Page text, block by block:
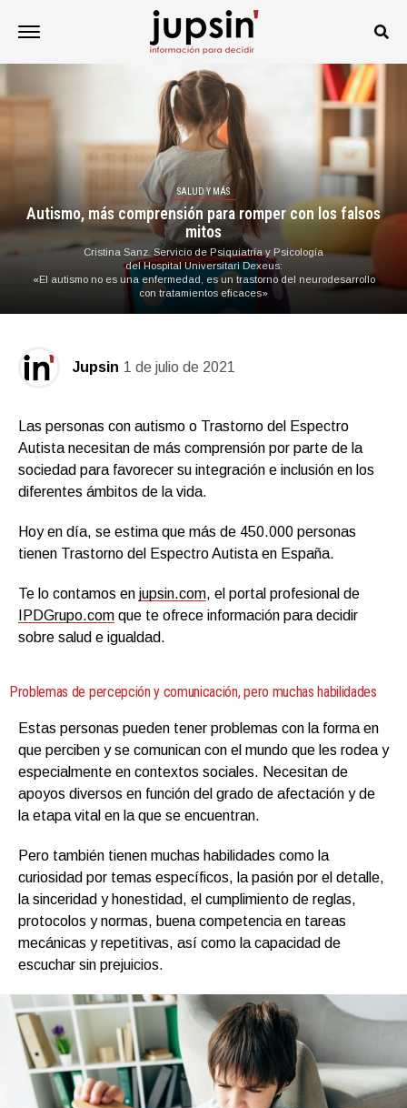
SALUD Y MÁS
Autismo, más comprensión para romper con los falsos
mitos
Cristina Sanz. Servicio de Psiquiatría y Psicología
del Hospital Universitari Dexeus:
«El autismo no es una enfermedad, es un trastorno del neurodesarrollo
con tratamientos eficaces»
Jupsin 1 de julio de 2021
Las personas con autismo o Trastorno del Espectro
Autista necesitan de más comprensión por parte de la
sociedad para favorecer su integración e inclusión en los
diferentes ámbitos de la vida.
Hoy en día, se estima que más de 450.000 personas
tienen Trastorno del Espectro Autista en España.
Te lo contamos en jupsin.com, el portal profesional de
IPDGrupo.com que te ofrece información para decidir
sobre salud e igualdad.
Problemas de percepción y comunicación, pero muchas habilidades
Estas personas pueden tener problemas con la forma en
que perciben y se comunican con el mundo que les rodea y
especialmente en contextos sociales. Necesitan de
apoyos diversos en función del grado de afectación y de
la etapa vital en la que se encuentran.
Pero también tienen muchas habilidades como la
curiosidad por temas específicos, la pasión por el detalle,
la sinceridad y honestidad, el cumplimiento de reglas,
protocolos y normas, buena competencia en tareas
mecánicas y repetitivas, así como la capacidad de
escuchar sin prejuicios.